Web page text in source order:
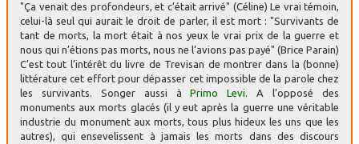
"Ça venait des profondeurs, et c’était arrivé" (Céline) Le vrai témoin,
celui-là seul qui aurait le droit de parler, il est mort : "Survivants de
tant de morts, la mort était à nos yeux le vrai prix de la guerre et
nous qui n’étions pas morts, nous ne l’avions pas payé" (Brice Parain)
C’est tout l’intérêt du livre de Trevisan de montrer dans la (bonne)
littérature cet effort pour dépasser cet impossible de la parole chez
les survivants. Songer aussi àPrimo Levi. A l’opposé des
monuments aux morts glacés (il y eut après la guerre une véritable
industrie du monument aux morts, tous plus hideux les uns que les
autres), qui ensevelissent à jamais les morts dans des discours